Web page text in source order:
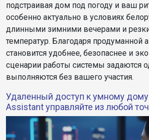
подстраивая дом под погоду и ваш
особенно актуально в условиях
длинными зимними вечерами и
температур. Благодаря продуманной
становится удобнее, безопаснее и
сценарии работы системы задаются
выполняются без вашего участия.
Удаленный доступ к умному
Assistant управляйте из любой